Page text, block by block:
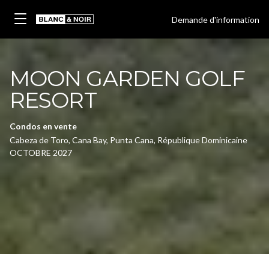
Demande d'information
MOON GARDEN GOLF
RESORT
Condos en vente
Cabeza de Toro, Cana Bay, Punta Cana, République Dominicaine
OCTOBRE 2027